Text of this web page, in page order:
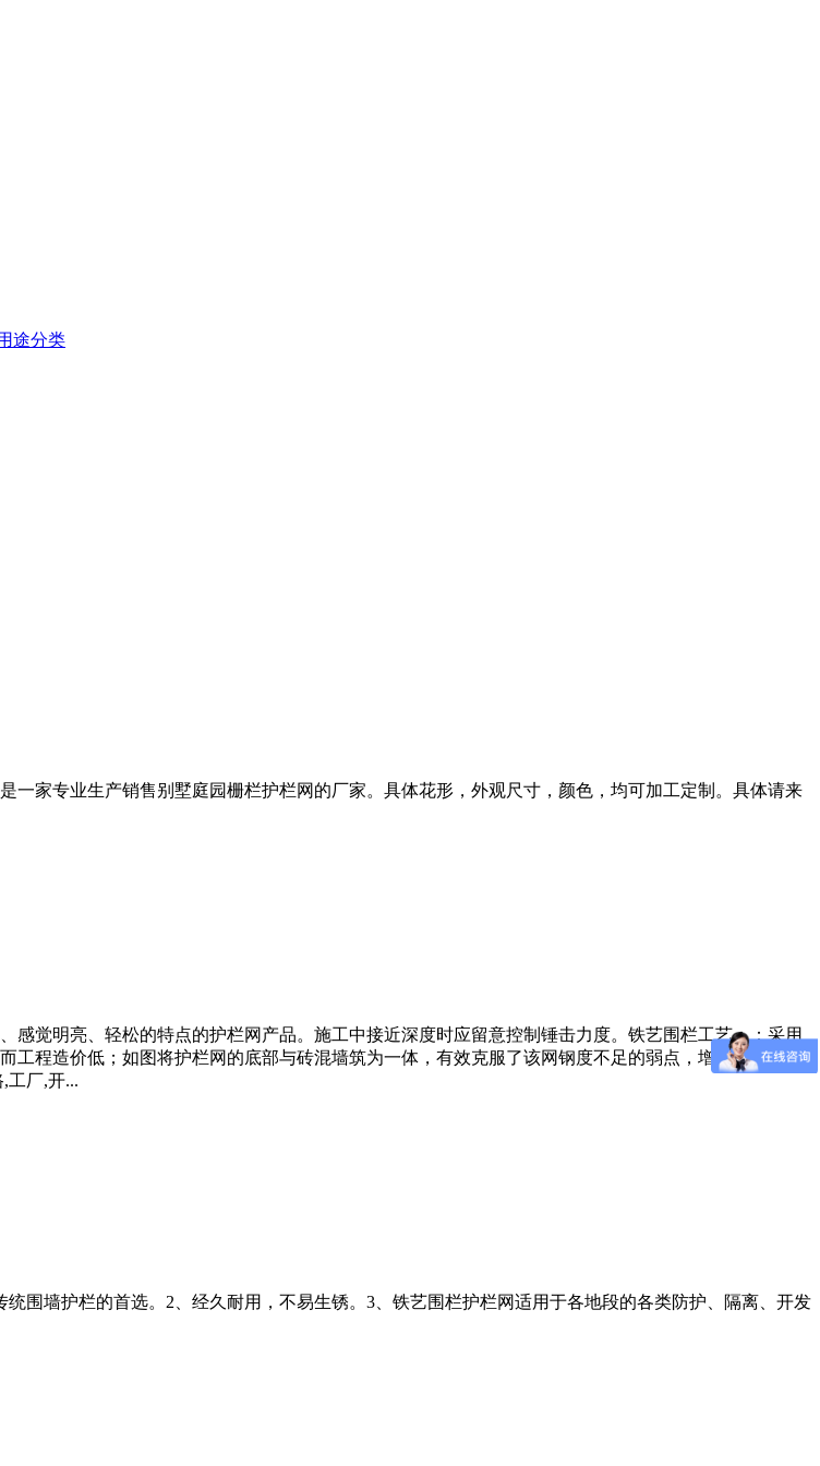
途分类
一家专业生产销售别墅庭园栅栏护栏网的厂家。具体花形，外观尺寸，颜色，均可加工定制。具体请来
觉明亮、轻松的特点的护栏网产品。施工中接近深度时应留意控制锤击力度。铁艺围栏工艺：：采用
程造价低；如图将护栏网的底部与砖混墙筑为一体，有效克服了该网钢度不足的弱点，增强了防护机
工厂,开...
围墙护栏的首选。2、经久耐用，不易生锈。3、铁艺围栏护栏网适用于各地段的各类防护、隔离、开发